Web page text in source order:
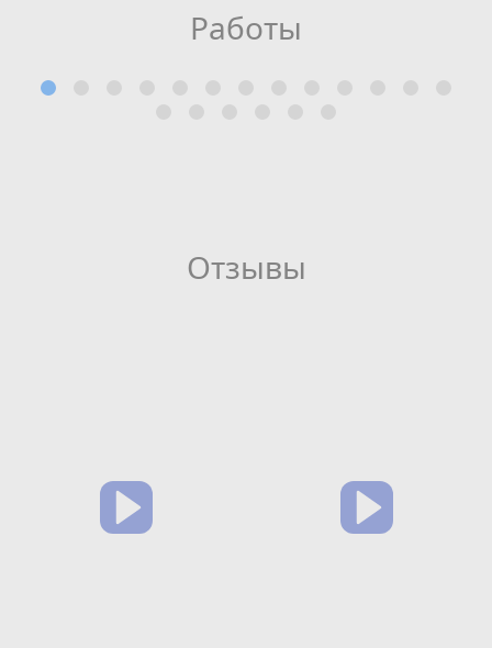
Работы
Отзывы